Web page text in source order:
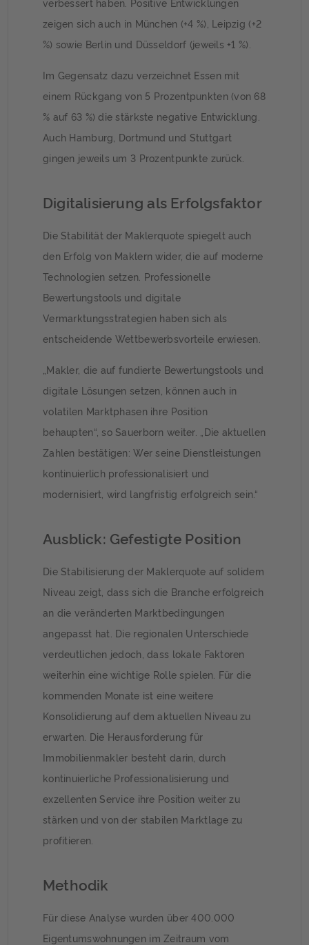
zeigen sich auch in München (+4 %), Leipzig (+2
%) sowie Berlin und Düsseldorf (jeweils +1 %).
Im Gegensatz dazu verzeichnet Essen mit
einem Rückgang von 5 Prozentpunkten (von 68
% auf 63 %) die stärkste negative Entwicklung.
Auch Hamburg, Dortmund und Stuttgart
gingen jeweils um 3 Prozentpunkte zurück.
Digitalisierung als Erfolgsfaktor
Die Stabilität der Maklerquote spiegelt auch
den Erfolg von Maklern wider, die auf moderne
Technologien setzen. Professionelle
Bewertungstools und digitale
Vermarktungsstrategien haben sich als
entscheidende Wettbewerbsvorteile erwiesen.
„Makler, die auf fundierte Bewertungstools und
digitale Lösungen setzen, können auch in
volatilen Marktphasen ihre Position
behaupten“, so Sauerborn weiter. „Die aktuellen
Zahlen bestätigen: Wer seine Dienstleistungen
kontinuierlich professionalisiert und
modernisiert, wird langfristig erfolgreich sein.“
Ausblick: Gefestigte Position
Die Stabilisierung der Maklerquote auf solidem
Niveau zeigt, dass sich die Branche erfolgreich
an die veränderten Marktbedingungen
angepasst hat. Die regionalen Unterschiede
verdeutlichen jedoch, dass lokale Faktoren
weiterhin eine wichtige Rolle spielen. Für die
kommenden Monate ist eine weitere
Konsolidierung auf dem aktuellen Niveau zu
erwarten. Die Herausforderung für
Immobilienmakler besteht darin, durch
kontinuierliche Professionalisierung und
exzellenten Service ihre Position weiter zu
stärken und von der stabilen Marktlage zu
profitieren.
Methodik
Für diese Analyse wurden über 400.000
Eigentumswohnungen im Zeitraum vom